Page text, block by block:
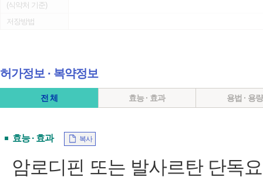
(식약처 기준)
저장방법
허가정보 ∙ 복약정보
전 체 효능 · 효과 용법 · 용량
효능 · 효과 복사
암로디핀 또는 발사르탄 단독